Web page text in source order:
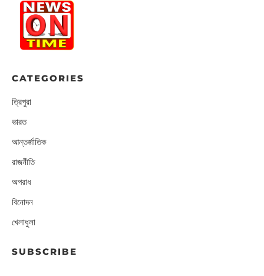
CATEGORIES
ত্রিপুরা
ভারত
আন্তর্জাতিক
রাজনীতি
অপরাধ
বিনোদন
খেলাধুলা
SUBSCRIBE